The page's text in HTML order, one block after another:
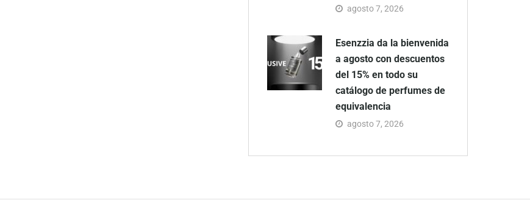
agosto 7, 2026
Esenzzia da la bienvenida
a agosto con descuentos
del 15% en todo su
catálogo de perfumes de
equivalencia
agosto 7, 2026